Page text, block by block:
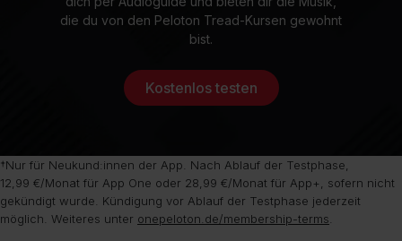
die du von den Peloton Tread-Kursen gewohnt
bist.
Kostenlos testen
†Nur für Neukund:innen der App. Nach Ablauf der Testphase,
12,99 €/Monat für App One oder 28,99 €/Monat für App+, sofern nicht
gekündigt wurde. Kündigung vor Ablauf der Testphase jederzeit
möglich. Weiteres unter onepeloton.de/membership-terms